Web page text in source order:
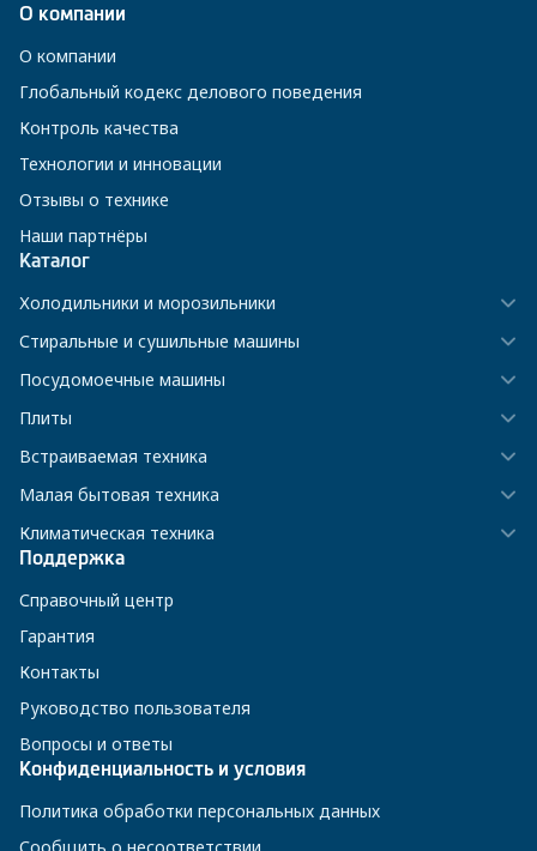
О компании
О компании
Глобальный кодекс делового поведения
Контроль качества
Технологии и инновации
Отзывы о технике
Наши партнёры
Каталог
Холодильники и морозильники
Стиральные и сушильные машины
Посудомоечные машины
Плиты
Встраиваемая техника
Малая бытовая техника
Климатическая техника
Поддержка
Справочный центр
Гарантия
Контакты
Руководство пользователя
Вопросы и ответы
Конфиденциальность и условия
Политика обработки персональных данных